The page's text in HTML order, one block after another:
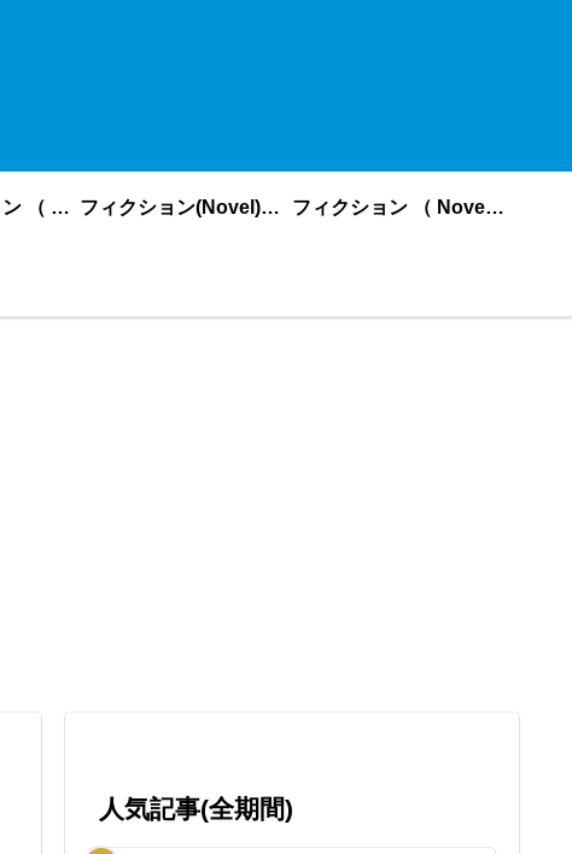
ノンフィクション （ nonfiction ） あいうえお順 フィクション(Novel)更新順 フィクション （ Novel ） あいうえお順
人気記事(全期間)